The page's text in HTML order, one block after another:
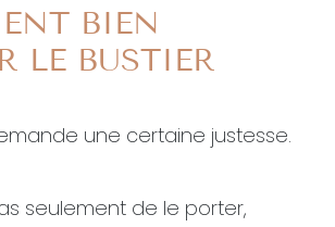
BIEN
LE BUSTIER
une certaine justesse.
seulement de le porter,